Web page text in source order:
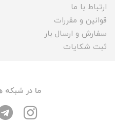
ارتباط با ما
قوانین و مقررات
سفارش و ارسال بار
ثبت شکایات
ما در شبکه